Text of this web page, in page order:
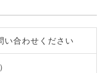
い合わせください